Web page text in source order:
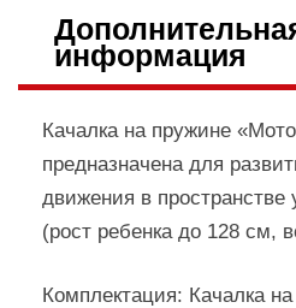
информация
Качалка на пружине
предназначена для
движения в пространстве
(рост ребенка до 128 см,
Комплектация: Качалка